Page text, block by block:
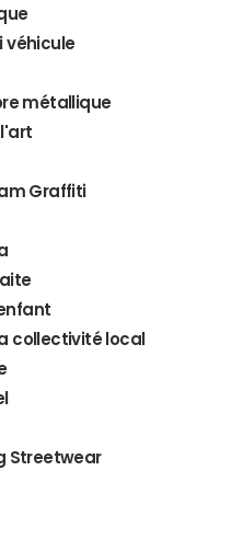
métallique
Graffiti
collectivité local
Streetwear